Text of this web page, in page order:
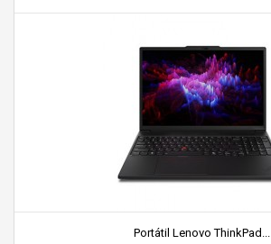
Portátil Lenovo ThinkPad...